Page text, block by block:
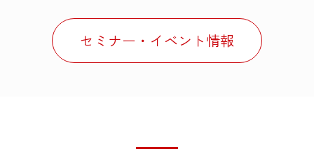
セミナー・イベント情報